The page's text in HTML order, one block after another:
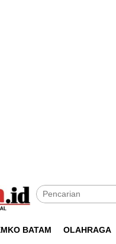
BATAM OLAHRAGA